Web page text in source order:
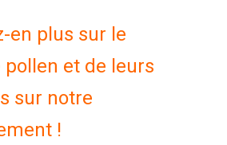
en plus sur le
et de leurs
sur notre
!